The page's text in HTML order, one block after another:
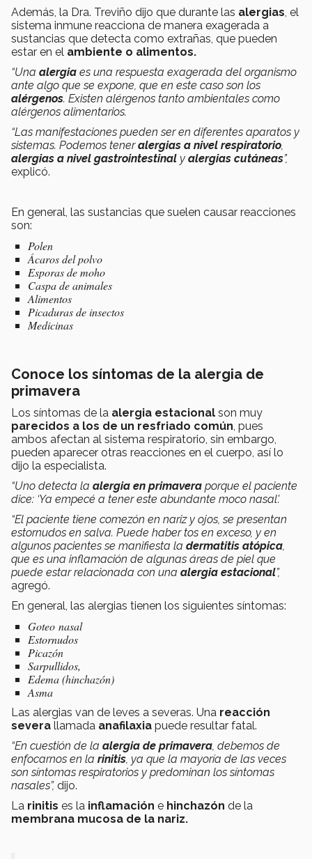
Además, la Dra. Treviño dijo que durante las alergias, el
sistema inmune reacciona de manera exagerada a
sustancias que detecta como extrañas, que pueden
estar en el ambiente o alimentos.
“Una alergia es una respuesta exagerada del organismo
ante algo que se expone, que en este caso son los
alérgenos. Existen alérgenos tanto ambientales como
alérgenos alimentarios.
“Las manifestaciones pueden ser en diferentes aparatos y
sistemas. Podemos teneralergias a nivel respiratorio,
alergias a nivel gastrointestinal y alergias cutáneas”,
explicó.
En general, las sustancias que suelen causar reacciones
son:
Polen
Ácaros del polvo
Esporas de moho
Caspa de animales
Alimentos
Picaduras de insectos
Medicinas
Conoce los síntomas de la alergia de
primavera
Los síntomas de la alergia estacional son muy
parecidos a los de un resfriado común, pues
ambos afectan al sistema respiratorio, sin embargo,
pueden aparecer otras reacciones en el cuerpo, así lo
dijo la especialista.
“Uno detecta la alergia en primavera porque el paciente
dice: ‘Ya empecé a tener este abundante moco nasal'.
“El paciente tiene comezón en nariz y ojos, se presentan
estornudos en salva. Puede haber tos en exceso, y en
algunos pacientes se manifiesta la dermatitis atópica,
que es una inflamación de algunas áreas de piel que
puede estar relacionada con una alergia estacional”,
agregó.
En general, las alergias tienen los siguientes síntomas:
Goteo nasal
Estornudos
Picazón
Sarpullidos,
Edema (hinchazón)
Asma
Las alergias van de leves a severas. Una reacción
severa llamada anafilaxia puede resultar fatal.
“En cuestión de la alergia de primavera, debemos de
enfocarnos en la rinitis, ya que la mayoría de las veces
son síntomas respiratorios y predominan los síntomas
nasales”, dijo.
La rinitis es la inflamación e hinchazón de la
membrana mucosa de la nariz.